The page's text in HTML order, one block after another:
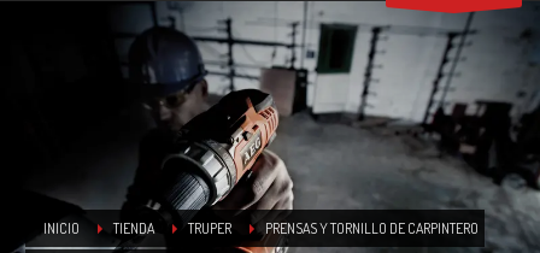
INICIO TIENDA TRUPER PRENSAS Y TORNILLO DE CARPINTERO